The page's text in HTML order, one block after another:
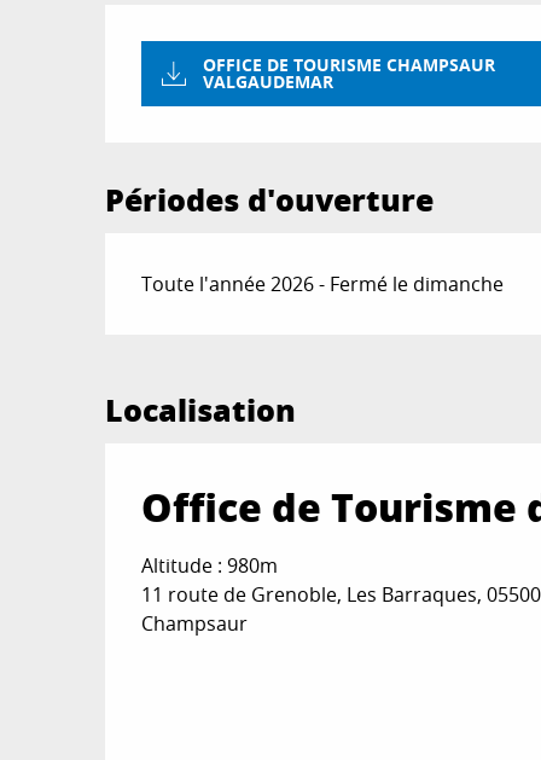
OFFICE DE TOURISME CHAMPSAUR
VALGAUDEMAR
Périodes d'ouverture
Toute l'année 2026 - Fermé le dimanche
Localisation
Office de Tourisme
Altitude : 980m
11 route de Grenoble, Les Barraques,
Champsaur